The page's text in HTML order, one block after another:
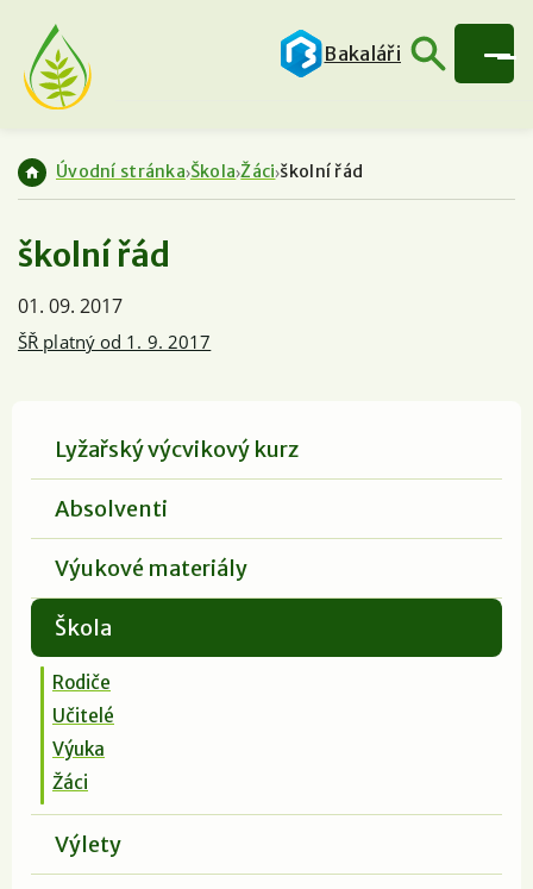
Bakaláři
Úvodní stránka Škola Žáci školní řád
školní řád
01. 09. 2017
ŠŘ platný od 1. 9. 2017
Lyžařský výcvikový kurz
Absolventi
Výukové materiály
Škola
Rodiče
Učitelé
Výuka
Žáci
Výlety